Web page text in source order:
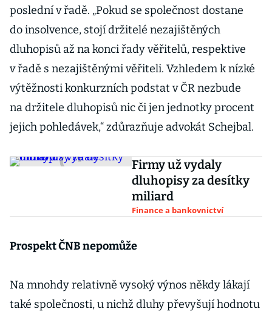
poslední v řadě. „Pokud se společnost dostane
do insolvence, stojí držitelé nezajištěných
dluhopisů až na konci řady věřitelů, respektive
v řadě s nezajištěnými věřiteli. Vzhledem k nízké
výtěžnosti konkurzních podstat v ČR nezbude
na držitele dluhopisů nic či jen jednotky procent
jejich pohledávek,“ zdůrazňuje advokát Schejbal.
Firmy už vydaly
dluhopisy za desítky
miliard
Finance a bankovnictví
Prospekt ČNB nepomůže
Na mnohdy relativně vysoký výnos někdy lákají
také společnosti, u nichž dluhy převyšují hodnotu